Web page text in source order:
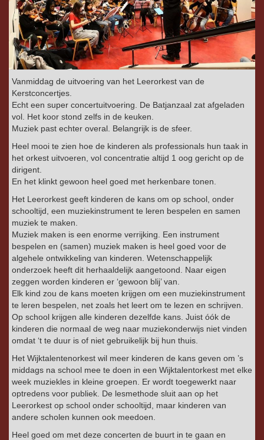
Vanmiddag de uitvoering van het Leerorkest van de
Kerstconcertjes.
Echt een super concertuitvoering. De Batjanzaal zat afgeladen
vol. Het koor stond zelfs in de keuken.
Muziek past echter overal. Belangrijk is de sfeer.
Heel mooi te zien hoe de kinderen als professionals hun taak in
het orkest uitvoeren, vol concentratie altijd 1 oog gericht op de
dirigent.
En het klinkt gewoon heel goed met herkenbare tonen.
Het Leerorkest geeft kinderen de kans om op school, onder
schooltijd, een muziekinstrument te leren bespelen en samen
muziek te maken.
Muziek maken is een enorme verrijking. Een instrument
bespelen en (samen) muziek maken is heel goed voor de
algehele ontwikkeling van kinderen. Wetenschappelijk
onderzoek heeft dit herhaaldelijk aangetoond. Naar eigen
zeggen worden kinderen er ‘gewoon blij’ van.
Elk kind zou de kans moeten krijgen om een muziekinstrument
te leren bespelen, net zoals het leert om te lezen en schrijven.
Op school krijgen alle kinderen dezelfde kans. Juist óók de
kinderen die normaal de weg naar muziekonderwijs niet vinden
omdat ‘t te duur is of niet gebruikelijk bij hun thuis.
Het Wijktalentenorkest wil meer kinderen de kans geven om ’s
middags na school mee te doen in een Wijktalentorkest met elke
week muziekles in kleine groepen. Er wordt toegewerkt naar
optredens voor publiek. De lesmethode sluit aan op het
Leerorkest op school onder schooltijd, maar kinderen van
andere scholen kunnen ook meedoen.
Heel goed om met deze concerten de buurt in te gaan en